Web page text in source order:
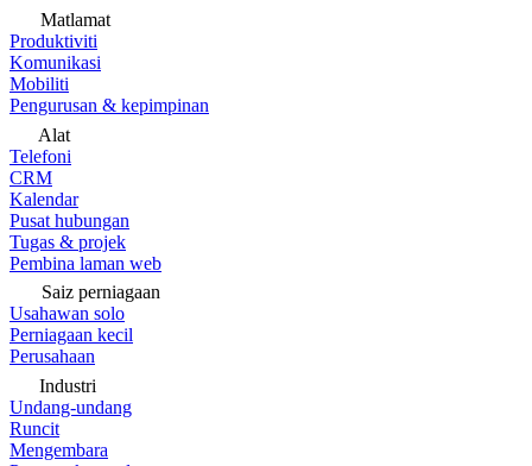
Matlamat
Produktiviti
Komunikasi
Mobiliti
Pengurusan & kepimpinan
Alat
Telefoni
CRM
Kalendar
Pusat hubungan
Tugas & projek
Pembina laman web
Saiz perniagaan
Usahawan solo
Perniagaan kecil
Perusahaan
Industri
Undang-undang
Runcit
Mengembara